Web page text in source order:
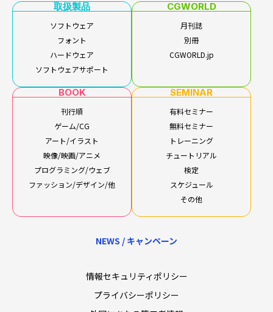
取扱製品
ソフトウェア
フォント
ハードウェア
ソフトウェアサポート
CGWORLD
月刊誌
別冊
CGWORLD.jp
BOOK
刊行順
ゲーム/CG
アート/イラスト
映像/映画/アニメ
プログラミング/ウェブ
ファッション/デザイン/他
SEMINAR
有料セミナー
無料セミナー
トレーニング
チュートリアル
検定
スケジュール
その他
NEWS / キャンペーン
情報セキュリティポリシー
プライバシーポリシー